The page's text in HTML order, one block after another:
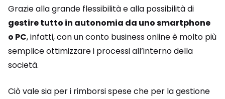
Grazie alla grande flessibilità e alla possibilità di
gestire tutto in autonomia da uno smartphone
o PC, infatti, con un conto business online è molto più
semplice ottimizzare i processi all’interno della
società.
Ciò vale sia per i rimborsi spese che per la gestione